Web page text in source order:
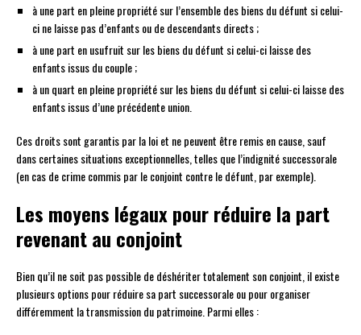
à une part en pleine propriété sur l’ensemble des biens du défunt si celui-
ci ne laisse pas d’enfants ou de descendants directs ;
à une part en usufruit sur les biens du défunt si celui-ci laisse des
enfants issus du couple ;
à un quart en pleine propriété sur les biens du défunt si celui-ci laisse des
enfants issus d’une précédente union.
Ces droits sont garantis par la loi et ne peuvent être remis en cause, sauf
dans certaines situations exceptionnelles, telles que l’indignité successorale
(en cas de crime commis par le conjoint contre le défunt, par exemple).
Les moyens légaux pour réduire la part
revenant au conjoint
Bien qu’il ne soit pas possible de déshériter totalement son conjoint, il existe
plusieurs options pour réduire sa part successorale ou pour organiser
différemment la transmission du patrimoine. Parmi elles :